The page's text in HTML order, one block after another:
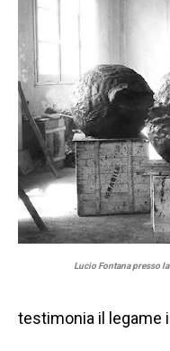
Lucio Fontana presso
testimonia il legame